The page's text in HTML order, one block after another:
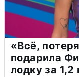
«Всё,
подарила
лодку за 1,2